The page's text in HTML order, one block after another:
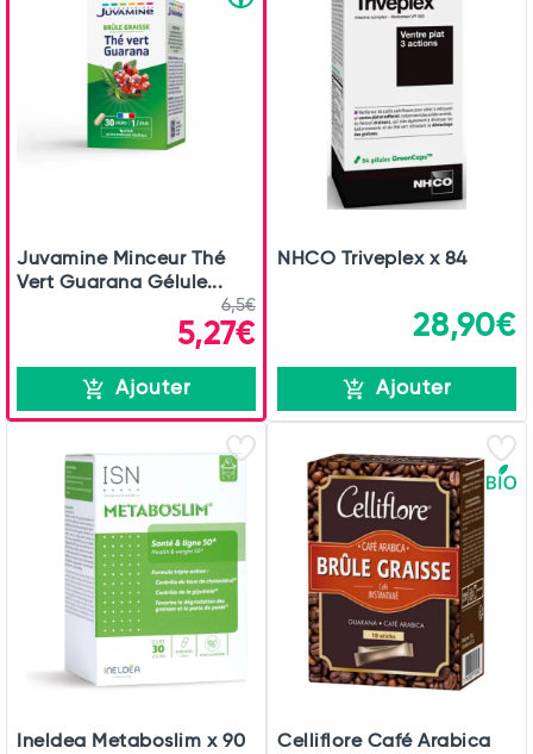
Juvamine Minceur Thé
Vert Guarana Gélule...
6,5€
5,27€
Ajouter
NHCO Triveplex x 84
28,90€
Ajouter
Ineldea Metaboslim x 90
Celliflore Café Arabica